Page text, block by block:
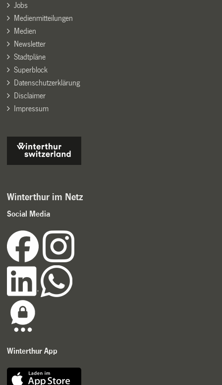
Jobs
Medienmitteilungen
Medien
Newsletter
Stadtpläne
Superblock
Datenschutzerklärung
Disclaimer
Impressum
Winterthur im Netz
Social Media
Winterthur App